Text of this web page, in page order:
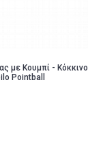
με Κουμπί - Κόκκινο
Pointball